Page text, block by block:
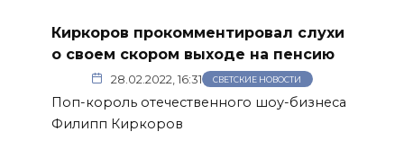
Киркоров прокомментировал слухи
о своем скором выходе на пенсию
28.02.2022, 16:31 СВЕТСКИЕ НОВОСТИ
Поп-король отечественного шоу-бизнеса
Филипп Киркоров